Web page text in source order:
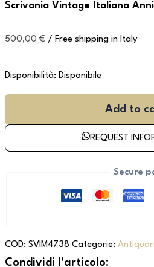
Scrivania Vintage Italiana
500,00 € / Free shipping in Italy
Disponibilità: Disponibile
Add to
REQUEST
Secure
COD: SVIM4738 Categorie: